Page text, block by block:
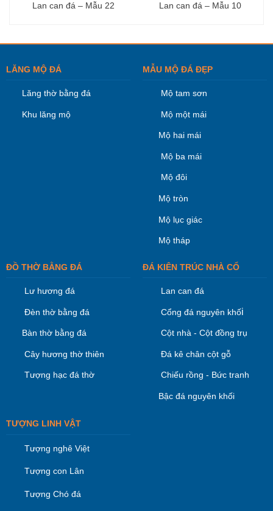
Lan can đá – Mẫu 22 Lan can đá – Mẫu 10
LĂNG MỘ ĐÁ
Lăng thờ bằng đá
Khu lăng mộ
MẪU MỘ ĐÁ ĐẸP
Mộ tam sơn
Mộ một mái
Mộ hai mái
Mộ ba mái
Mộ đôi
Mộ tròn
Mộ lục giác
Mộ tháp
ĐỒ THỜ BẰNG ĐÁ
Lư hương đá
Đèn thờ bằng đá
Bàn thờ bằng đá
Cây hương thờ thiên
Tượng hạc đá thờ
ĐÁ KIÊN TRÚC NHÀ CỔ
Lan can đá
Cổng đá nguyên khối
Cột nhà - Cột đồng trụ
Đá kê chân cột gỗ
Chiếu rồng - Bức tranh
Bậc đá nguyên khối
TƯỢNG LINH VẬT
Tượng nghê Việt
Tượng con Lân
Tượng Chó đá